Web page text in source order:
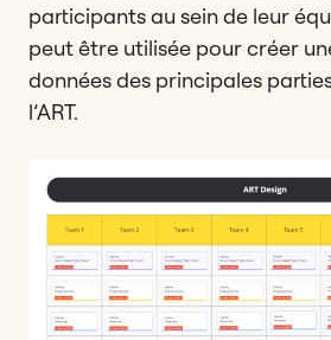
participants au sein de leur
peut être utilisée pour créer
données des principales
l’ART.